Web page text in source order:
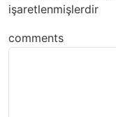
işaretlenmişlerdir
comments